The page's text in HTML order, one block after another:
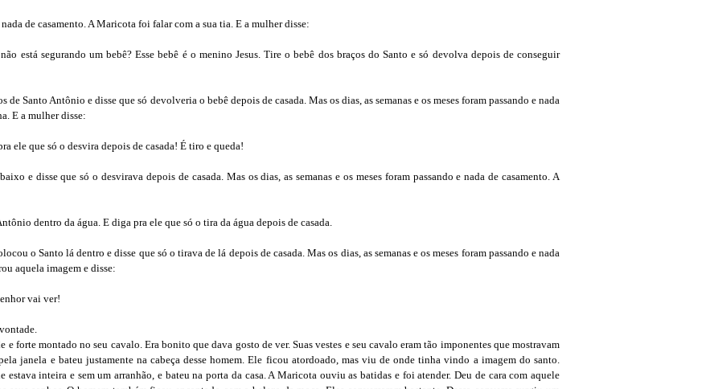
nada de casamento. A Maricota foi falar com a sua tia. E a mulher disse:
está segurando um bebê? Esse bebê é o menino Jesus. Tire o bebê dos braços do Santo e só devolva depois de conseguir
Santo Antônio e disse que só devolveria o bebê depois de casada. Mas os dias, as semanas e os meses foram passando e nada
E a mulher disse:
ele que só o desvira depois de casada! É tiro e queda!
e disse que só o desvirava depois de casada. Mas os dias, as semanas e os meses foram passando e nada de casamento. A
dentro da água. E diga pra ele que só o tira da água depois de casada.
o Santo lá dentro e disse que só o tirava de lá depois de casada. Mas os dias, as semanas e os meses foram passando e nada
aquela imagem e disse:
vai ver!
e forte montado no seu cavalo. Era bonito que dava gosto de ver. Suas vestes e seu cavalo eram tão imponentes que mostravam
janela e bateu justamente na cabeça desse homem. Ele ficou atordoado, mas viu de onde tinha vindo a imagem do santo.
inteira e sem um arranhão, e bateu na porta da casa. A Maricota ouviu as batidas e foi atender. Deu de cara com aquele